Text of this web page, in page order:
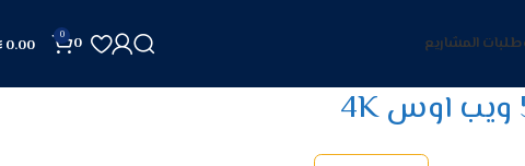
طلبات المشاريع 0
0
0.00